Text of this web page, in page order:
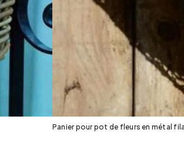
Panier pour pot de fleurs en métal